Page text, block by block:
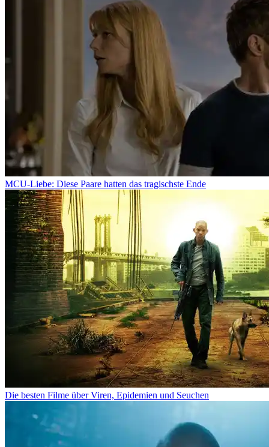
MCU-Liebe: Diese Paare hatten das tragischste Ende
Die besten Filme über Viren, Epidemien und Seuchen